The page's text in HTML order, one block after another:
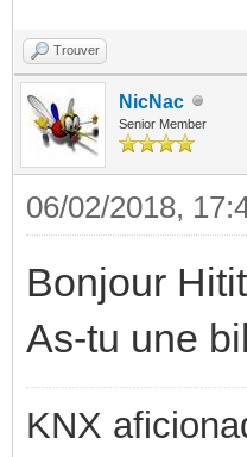
Trouver
NicNac
Senior Member
06/02/2018,
Bonjour
As-tu une
KNX